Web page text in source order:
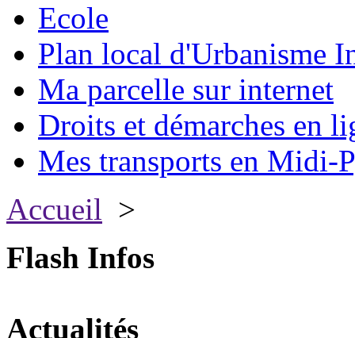
Ecole
Plan local d'Urbanisme
Ma parcelle sur internet
Droits et démarches en
Mes transports en Midi-
Accueil >
Flash Infos
Actualités